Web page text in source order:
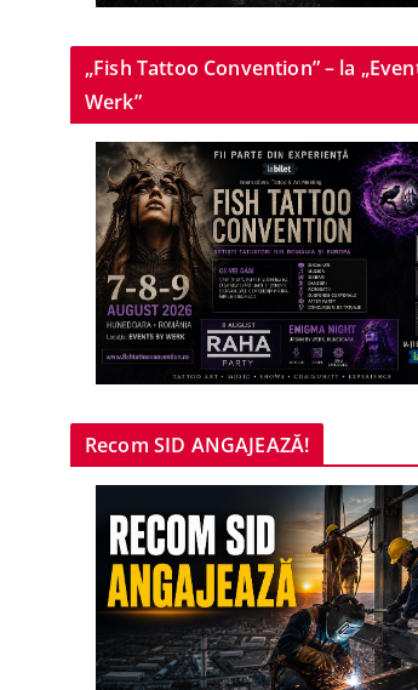
„Fish Tattoo Convention” – la
Werk”
Recom SID ANGAJEAZĂ!